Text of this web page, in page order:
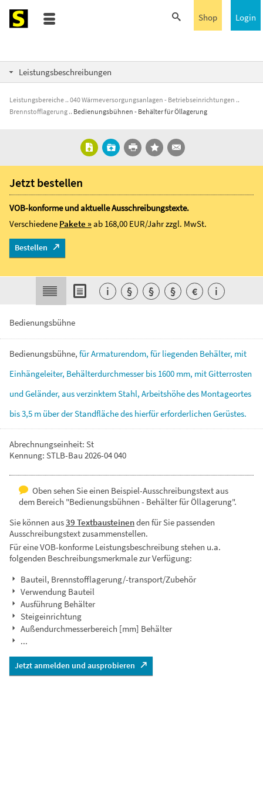
Login
Shop
Leistungsbeschreibungen
Leistungsbereiche
040 Wärmeversorgungsanlagen - Betriebseinrichtungen
Brennstofflagerung
Bedienungsbühnen - Behälter für Öllagerung
Bedienungsbühne
Bedienungsbühne, fürArmaturendom, fürliegenden Behälter, mit
Einhängeleiter, Behälterdurchmesserbis 1600 mm, mitGitterrosten
undGeländer, ausverzinktemStahl, Arbeitshöhedes Montageortes
bis3,5 m überderStandflächedes hierfürerforderlichen Gerüstes.
Abrechnungseinheit: St
Kennung: STLB-Bau 2026-04 040
Oben sehen Sie einen Beispiel-Ausschreibungstext aus
dem Bereich "Bedienungsbühnen - Behälter für Öllagerung".
Sie können aus39 Textbausteinenden für Sie passenden
Ausschreibungstext zusammenstellen.
Für eine VOB-konforme Leistungsbeschreibung stehen u.a.
folgenden Beschreibungsmerkmale zur Verfügung:
Bauteil, Brennstofflagerung/-transport/Zubehör
Verwendung Bauteil
Ausführung Behälter
Steigeinrichtung
Außendurchmesserbereich [mm] Behälter
...
Jetzt anmelden und ausprobieren
Jetzt bestellen
VOB-konforme und aktuelle Ausschreibungstexte.
Verschiedene Pakete »ab 168,00 EUR/Jahrzzgl. MwSt.
Bestellen
i § § § € i